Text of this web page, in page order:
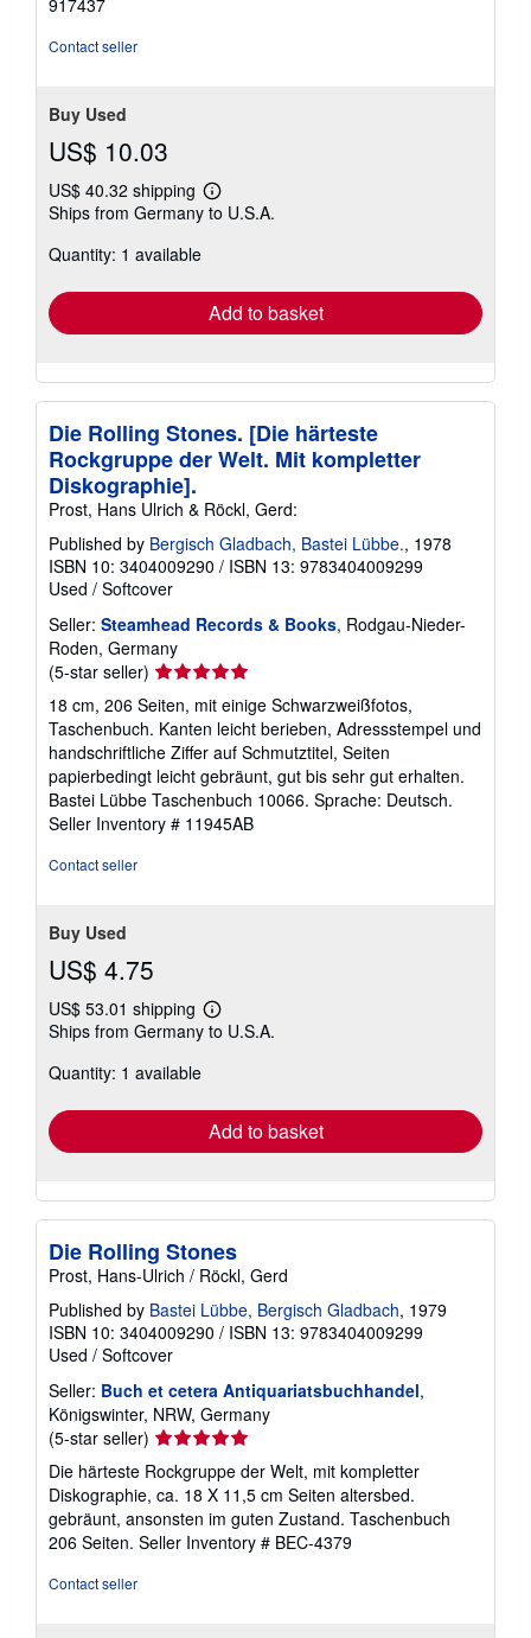
917437
Contact seller
Buy Used
US$ 10.03
US$ 40.32 shipping
Learn
more
Ships from Germany to U.S.A.
Quantity: 1 available
Add to basket
Die Rolling Stones. [Die härteste
Rockgruppe der Welt. Mit kompletter
Diskographie].
Prost, Hans Ulrich & Röckl, Gerd:
Published by Bergisch Gladbach, Bastei Lübbe., 1978
ISBN 10: 3404009290 / ISBN 13: 9783404009299
Used / Softcover
Seller: Steamhead Records & Books, Rodgau-Nieder-
Roden, Germany
(5-star seller) Seller
rating
5
out
of
5
stars
18 cm, 206 Seiten, mit einige Schwarzweißfotos,
Taschenbuch. Kanten leicht berieben, Adressstempel und
handschriftliche Ziffer auf Schmutztitel, Seiten
papierbedingt leicht gebräunt, gut bis sehr gut erhalten.
Bastei Lübbe Taschenbuch 10066. Sprache: Deutsch.
Seller Inventory # 11945AB
Contact seller
Buy Used
US$ 4.75
US$ 53.01 shipping
Learn
more
Ships from Germany to U.S.A.
Quantity: 1 available
Add to basket
Die Rolling Stones
Prost, Hans-Ulrich / Röckl, Gerd
Published by Bastei Lübbe, Bergisch Gladbach, 1979
ISBN 10: 3404009290 / ISBN 13: 9783404009299
Used / Softcover
Seller: Buch et cetera Antiquariatsbuchhandel,
Königswinter, NRW, Germany
(5-star seller) Seller
rating
5
out
of
5
Die härteste Rockgruppe der Welt, mit kompletter
Diskographie, ca. 18 X 11,5 cm Seiten altersbed.
gebräunt, ansonsten im guten Zustand. Taschenbuch
206 Seiten. Seller Inventory # BEC-4379
Contact seller